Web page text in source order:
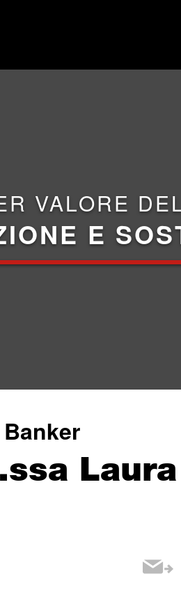
VALORE
E